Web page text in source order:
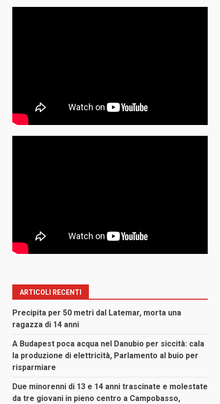
ARTICOLI RECENTI
Precipita per 50 metri dal Latemar, morta una
ragazza di 14 anni
A Budapest poca acqua nel Danubio per siccità: cala
la produzione di elettricità, Parlamento al buio per
risparmiare
Due minorenni di 13 e 14 anni trascinate e molestate
da tre giovani in pieno centro a Campobasso,